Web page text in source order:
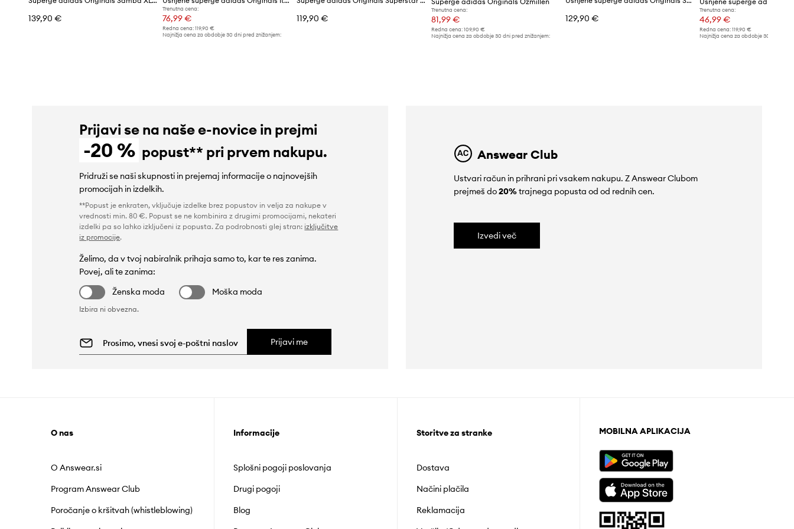
139,90 €
Trenutna cena:
76,99 €
Redna cena:119,90 €
Najnižja cena za obdobje 30 dni pred znižanjem:
119,90 €
Trenutna cena:
81,99 €
Redna cena: 109,90 €
Najnižja cena za obdobje 30 dni pred znižanjem:
129,90 €
Trenutna cena:
46,99 €
Redna cena: 119,90 €
Najnižja cena za obdobje 30 dni pred
Prijavi se na naše e-novice in prejmi
-20 % popust** pri prvem nakupu.
Pridruži se naši skupnosti in prejemaj informacije o najnovejših
promocijah in izdelkih.
**Popust je enkraten, vključuje izdelke brez popustov in velja za nakupe v
vrednosti min. 80 €. Popust se ne kombinira z drugimi promocijami, nekateri
izdelki pa so lahko izključeni iz popusta. Za podrobnosti glej stran: izključitve
iz promocije.
Želimo, da v tvoj nabiralnik prihaja samo to, kar te res zanima.
Povej, ali te zanima:
Ženska moda
Moška moda
Izbira ni obvezna.
Prijavi me
Answear Club
Ustvari račun in prihrani pri vsakem nakupu. Z Answear Clubom
prejmeš do20%trajnega popusta od od rednih cen.
Izvedi več
O nas
O Answear.si
Program Answear Club
Poročanje o kršitvah (whistleblowing)
Informacije
Splošni pogoji poslovanja
Drugi pogoji
Blog
Storitve za stranke
Dostava
Načini plačila
Reklamacija
MOBILNA APLIKACIJA